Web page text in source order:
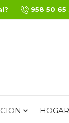
958 50 65
HOGAR